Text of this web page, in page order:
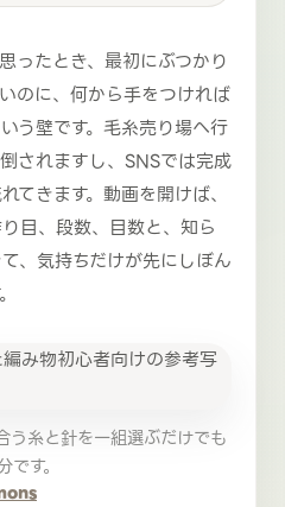
ったとき、最初にぶつかり
のに、何から手をつければ
う壁です。毛糸売り場へ行
されますし、SNSでは完成
てきます。動画を開けば、
目、段数、目数と、知ら
、気持ちだけが先にしぼん
う糸と針を一組選ぶだけでも
です。